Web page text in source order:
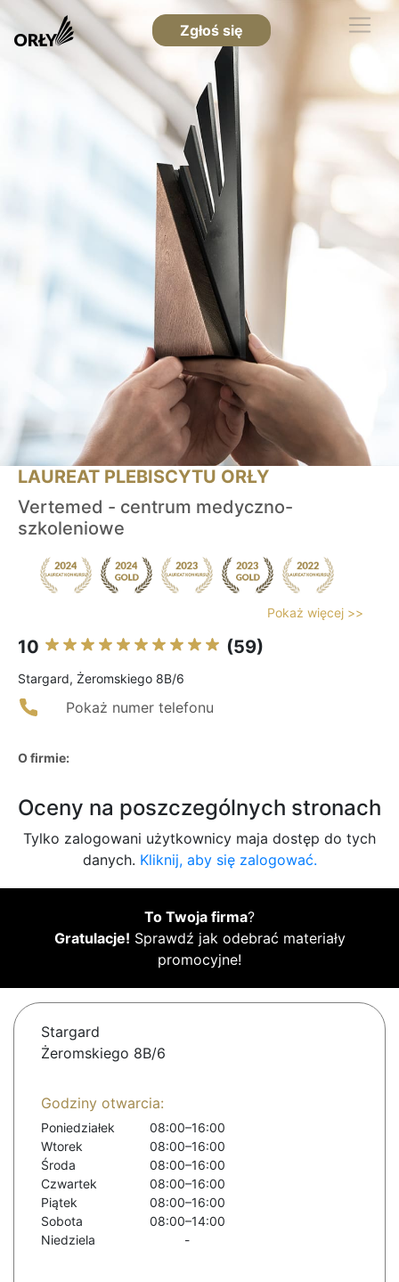
Zgłoś się
LAUREAT PLEBISCYTU ORŁY
Vertemed - centrum medyczno-
szkoleniowe
Pokaż więcej >>
10 (59)
Stargard, Żeromskiego 8B/6
Pokaż numer telefonu
O firmie:
Oceny na poszczególnych stronach
Tylko zalogowani użytkownicy maja dostęp do tych
danych. Kliknij, aby się zalogować.
To Twoja firma?
Gratulacje! Sprawdź jak odebrać materiały
promocyjne!
Stargard
Żeromskiego 8B/6
Godziny otwarcia:
Poniedziałek
08:00–16:00
Wtorek
08:00–16:00
Środa
08:00–16:00
Czwartek
08:00–16:00
Piątek
08:00–16:00
Sobota
08:00–14:00
Niedziela
-